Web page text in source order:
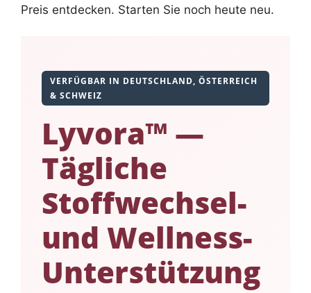
Preis entdecken. Starten Sie noch heute neu.
VERFÜGBAR IN DEUTSCHLAND, ÖSTERREICH
& SCHWEIZ
Lyvora™ —
Tägliche
Stoffwechsel-
und Wellness-
Unterstützung